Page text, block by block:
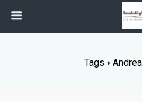
Tags ›